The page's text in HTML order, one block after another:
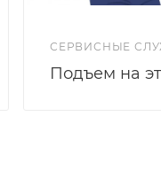
СЕРВИСНЫЕ
Подъем на